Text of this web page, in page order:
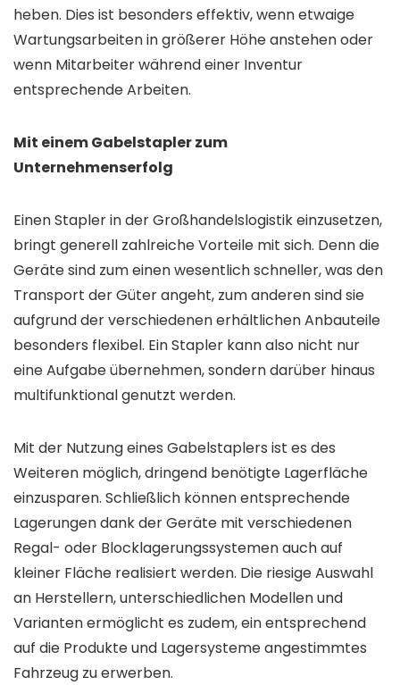
heben. Dies ist besonders effektiv, wenn etwaige
Wartungsarbeiten in größerer Höhe anstehen oder
wenn Mitarbeiter während einer Inventur
entsprechende Arbeiten.
Mit einem Gabelstapler zum
Unternehmenserfolg
Einen Stapler in der Großhandelslogistik einzusetzen,
bringt generell zahlreiche Vorteile mit sich. Denn die
Geräte sind zum einen wesentlich schneller, was den
Transport der Güter angeht, zum anderen sind sie
aufgrund der verschiedenen erhältlichen Anbauteile
besonders flexibel. Ein Stapler kann also nicht nur
eine Aufgabe übernehmen, sondern darüber hinaus
multifunktional genutzt werden.
Mit der Nutzung eines Gabelstaplers ist es des
Weiteren möglich, dringend benötigte Lagerfläche
einzusparen. Schließlich können entsprechende
Lagerungen dank der Geräte mit verschiedenen
Regal- oder Blocklagerungssystemen auch auf
kleiner Fläche realisiert werden. Die riesige Auswahl
an Herstellern, unterschiedlichen Modellen und
Varianten ermöglicht es zudem, ein entsprechend
auf die Produkte und Lagersysteme angestimmtes
Fahrzeug zu erwerben.